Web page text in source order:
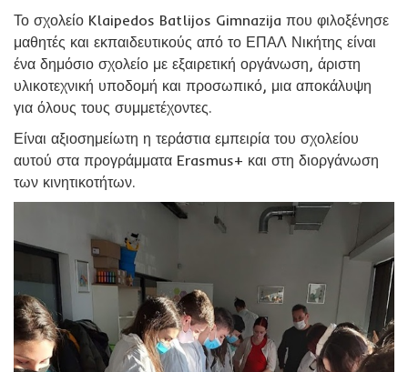
Το σχολείο Klaipedos Batlijos Gimnazija που φιλοξένησε
μαθητές και εκπαιδευτικούς από το ΕΠΑΛ Νικήτης είναι
ένα δημόσιο σχολείο με εξαιρετική οργάνωση, άριστη
υλικοτεχνική υποδομή και προσωπικό, μια αποκάλυψη
για όλους τους συμμετέχοντες.
Είναι αξιοσημείωτη η τεράστια εμπειρία του σχολείου
αυτού στα προγράμματα Erasmus+ και στη διοργάνωση
των κινητικοτήτων.